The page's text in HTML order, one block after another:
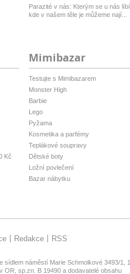
Parazité v nás: Kterým se u nás
kde v našem těle je můžeme nají...
Kč
Mimibazar
Testujte s Mimibazarem
Monster High
Barbie
Lego
Pyžama
Kosmetika a parfémy
Teplákové soupravy
Dětské boty
Ložní povlečení
Bazar nábytku
Redakce RSS
sídlem náměstí Marie Schmolkové 3493/1,
OR, sp.zn. B 19490 a dodavatelé obsahu